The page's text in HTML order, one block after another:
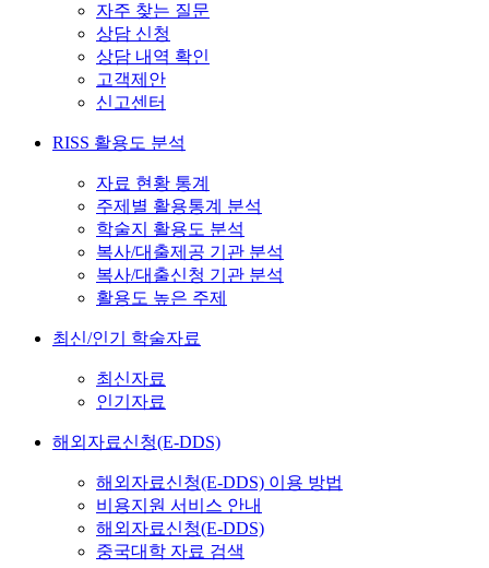
자주 찾는 질문
상담 신청
상담 내역 확인
고객제안
신고센터
RISS 활용도 분석
자료 현황 통계
주제별 활용통계 분석
학술지 활용도 분석
복사/대출제공 기관 분석
복사/대출신청 기관 분석
활용도 높은 주제
최신/인기 학술자료
최신자료
인기자료
해외자료신청(E-DDS)
해외자료신청(E-DDS) 이용 방법
비용지원 서비스 안내
해외자료신청(E-DDS)
중국대학 자료 검색